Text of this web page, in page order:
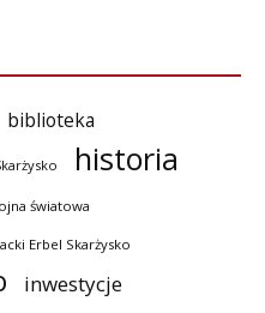
biblioteka
historia
światowa
Erbel Skarżysko
inwestycje